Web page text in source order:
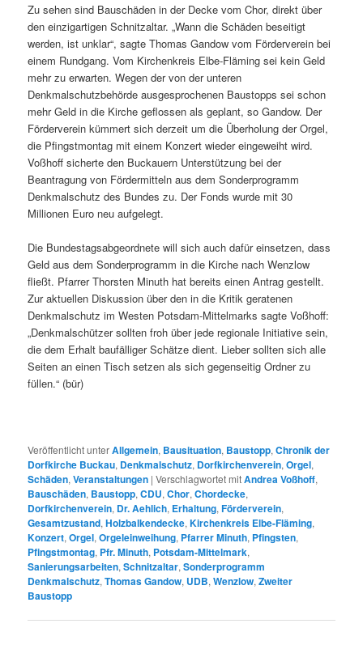
Zu sehen sind Bauschäden in der Decke vom Chor, direkt über
den einzigartigen Schnitzaltar. „Wann die Schäden beseitigt
werden, ist unklar“, sagte Thomas Gandow vom Förderverein bei
einem Rundgang. Vom Kirchenkreis Elbe-Fläming sei kein Geld
mehr zu erwarten. Wegen der von der unteren
Denkmalschutzbehörde ausgesprochenen Baustopps sei schon
mehr Geld in die Kirche geflossen als geplant, so Gandow. Der
Förderverein kümmert sich derzeit um die Überholung der Orgel,
die Pfingstmontag mit einem Konzert wieder eingeweiht wird.
Voßhoff sicherte den Buckauern Unterstützung bei der
Beantragung von Fördermitteln aus dem Sonderprogramm
Denkmalschutz des Bundes zu. Der Fonds wurde mit 30
Millionen Euro neu aufgelegt.
Die Bundestagsabgeordnete will sich auch dafür einsetzen, dass
Geld aus dem Sonderprogramm in die Kirche nach Wenzlow
fließt. Pfarrer Thorsten Minuth hat bereits einen Antrag gestellt.
Zur aktuellen Diskussion über den in die Kritik geratenen
Denkmalschutz im Westen Potsdam-Mittelmarks sagte Voßhoff:
„Denkmalschützer sollten froh über jede regionale Initiative sein,
die dem Erhalt baufälliger Schätze dient. Lieber sollten sich alle
Seiten an einen Tisch setzen als sich gegenseitig Ordner zu
füllen.“ (bür)
Veröffentlicht unterAllgemein, Bausituation, Baustopp,Chronik der
Dorfkirche Buckau, Denkmalschutz, Dorfkirchenverein,Orgel,
Schäden,Veranstaltungen |Verschlagwortet mitAndrea Voßhoff,
Bauschäden, Baustopp,CDU,Chor,Chordecke,
Dorfkirchenverein, Dr. Aehlich, Erhaltung,Förderverein,
Gesamtzustand,Holzbalkendecke,Kirchenkreis Elbe-Fläming,
Konzert,Orgel,Orgeleinweihung, Pfarrer Minuth, Pfingsten,
Pfingstmontag, Pfr. Minuth, Potsdam-Mittelmark,
Sanierungsarbeiten,Schnitzaltar,Sonderprogramm
Denkmalschutz,Thomas Gandow, UDB,Wenzlow,Zweiter
Baustopp